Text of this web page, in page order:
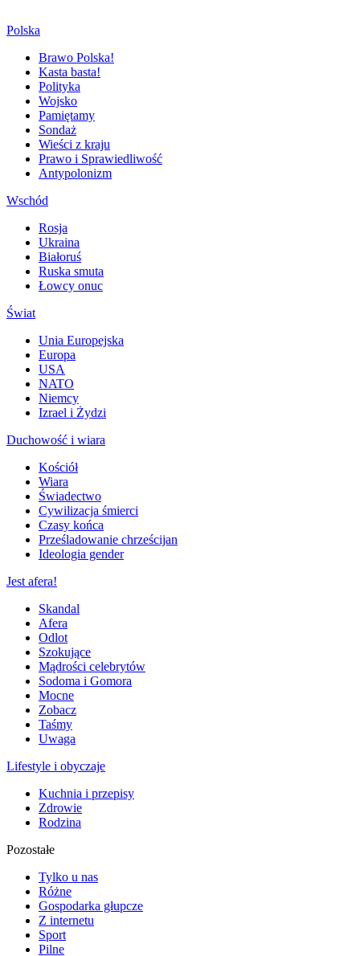
Polska
Brawo Polska!
Kasta basta!
Polityka
Wojsko
Pamiętamy
Sondaż
Wieści z kraju
Prawo i Sprawiedliwość
Antypolonizm
Wschód
Rosja
Ukraina
Białoruś
Ruska smuta
Łowcy onuc
Świat
Unia Europejska
Europa
USA
NATO
Niemcy
Izrael i Żydzi
Duchowość i wiara
Kościół
Wiara
Świadectwo
Cywilizacja śmierci
Czasy końca
Prześladowanie chrześcijan
Ideologia gender
Jest afera!
Skandal
Afera
Odlot
Szokujące
Mądrości celebrytów
Sodoma i Gomora
Mocne
Zobacz
Taśmy
Uwaga
Lifestyle i obyczaje
Kuchnia i przepisy
Zdrowie
Rodzina
Pozostałe
Tylko u nas
Różne
Gospodarka głupcze
Z internetu
Sport
Pilne